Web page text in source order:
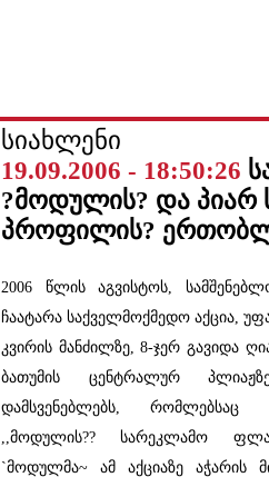
სიახლენი
19.09.2006 - 18:50:26
?მოდულის? და პიარ
პროფილის?
2006 წლის აგვისტოს,
ჩაატარა საქველმოქმედო აქცია,
კვირის მანძილზე, 8-ჯერ გავიდა
ბათუმის ცენტრალურ
დამსვენებლებს,
,,მოდულის?? სარეკლამო
`მოდულმა~ ამ აქციაზე აჭარის